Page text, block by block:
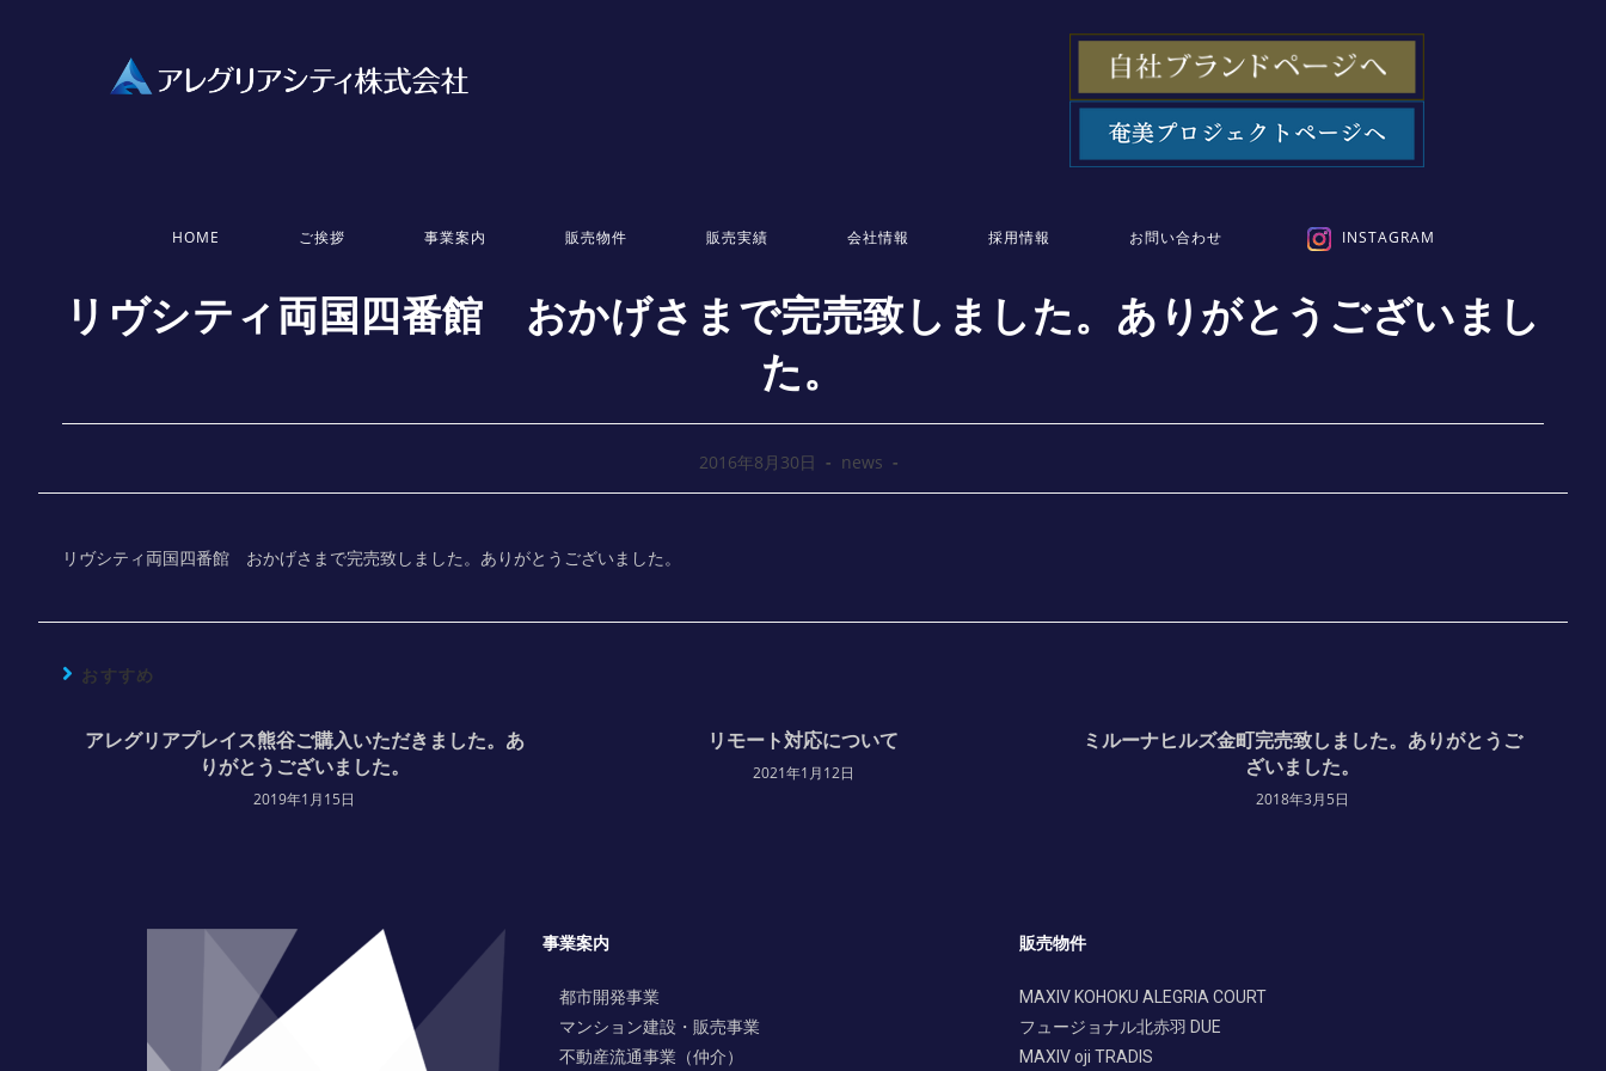
HOME ご挨拶 事業案内 販売物件 販売実績 会社情報 採用情報 お問い合わせ INSTAGRAM
リヴシティ両国四番館 おかげさまで完売致しました。ありがとうございまし
た。
2016年8月30日 news
リヴシティ両国四番館 おかげさまで完売致しました。ありがとうございました。
おすすめ
アレグリアプレイス熊谷ご購入いただきました。あ
りがとうございました。
2019年1月15日
リモート対応について
2021年1月12日
ミルーナヒルズ金町完売致しました。ありがとうご
ざいました。
2018年3月5日
事業案内
都市開発事業
マンション建設・販売事業
不動産流通事業（仲介）
販売物件
MAXIV KOHOKU ALEGRIA COURT
フュージョナル北赤羽 DUE
MAXIV oji TRADIS